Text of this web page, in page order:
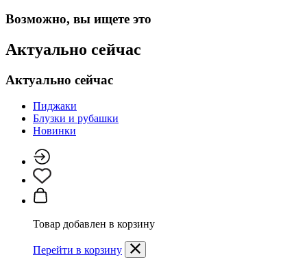
Возможно, вы ищете это
Актуально сейчас
Актуально сейчас
Пиджаки
Блузки и рубашки
Новинки
Товар добавлен в корзину
Перейти в корзину